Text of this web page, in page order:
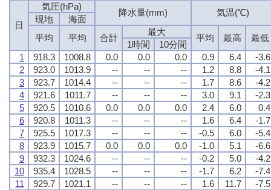
日
気圧(hPa)
降水量(mm) 気温(℃)
現地
海面
平均
平均 合計
最大
平均 最高 最低
1時間
10分間
1
918.3 1008.8 0.0 0.0 0.0 0.9 6.4
-3.6
2
923.0 1013.9 -- -- -- 1.2 8.8
-4.1
3
923.7 1014.4 -- -- -- 1.7 8.6
-4.2
4
921.6 1011.7 -- -- -- 3.0 9.1
-2.3
5
920.5 1010.6 0.0 0.0 0.0 2.4 6.0
0.4
6
920.8 1011.3 -- -- -- 1.6 6.4
-1.7
7
925.5 1017.3 -- -- -- -0.5 6.0
-5.4
8
923.9 1015.7 0.0 0.0 0.0 -1.0 5.1
-6.6
9
932.3 1024.6 -- -- -- -0.2 5.0
-4.2
10
935.4 1028.5 -- -- -- -1.7 6.2
-7.4
11
929.7 1021.1 -- -- -- 1.6 11.7
-7.5